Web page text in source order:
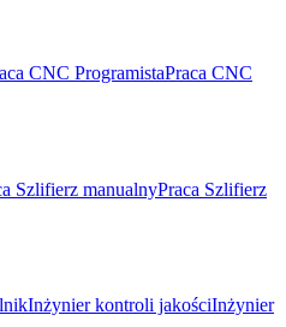
CNC ProgramistaPraca CNC
Szlifierz manualnyPraca Szlifierz
Inżynier kontroli jakościInżynier